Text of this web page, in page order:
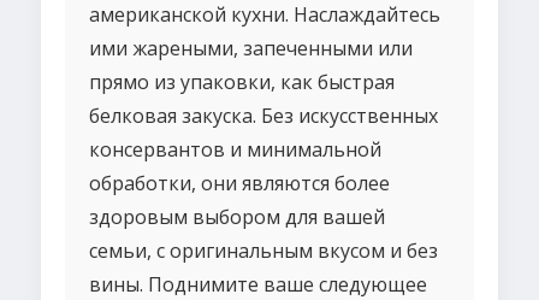
американской кухни. Наслаждайтесь
ими жареными, запеченными или
прямо из упаковки, как быстрая
белковая закуска. Без искусственных
консервантов и минимальной
обработки, они являются более
здоровым выбором для вашей
семьи, с оригинальным вкусом и без
вины. Поднимите ваше следующее